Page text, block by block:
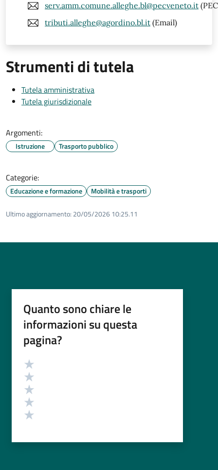
serv.amm.comune.alleghe.bl@pecveneto.it
tributi.alleghe@agordino.bl.it (Email)
Strumenti di tutela
Tutela amministrativa
Tutela giurisdizionale
Argomenti:
Istruzione Trasporto pubblico
Categorie:
Educazione e formazione Mobilità e trasporti
Ultimo aggiornamento: 20/05/2026 10:25.11
Quanto sono chiare le
informazioni su questa
pagina?
Valutazione